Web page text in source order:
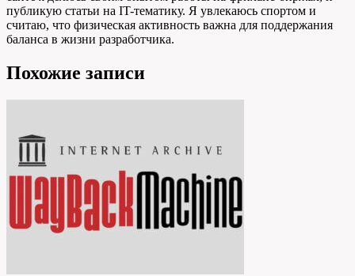
публикую статьи на IT-тематику. Я увлекаюсь спортом и
считаю, что физическая активность важна для поддержания
баланса в жизни разработчика.
Похожие записи